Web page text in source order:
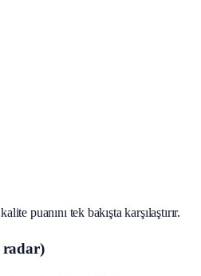
puanını tek bakışta karşılaştırır.
radar)